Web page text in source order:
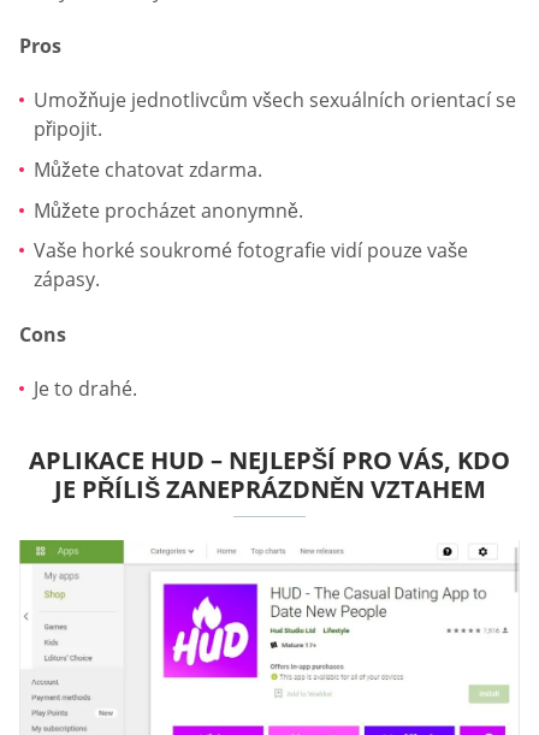
Pros
Umožňuje jednotlivcům všech sexuálních orientací se
připojit.
Můžete chatovat zdarma.
Můžete procházet anonymně.
Vaše horké soukromé fotografie vidí pouze vaše
zápasy.
Cons
Je to drahé.
APLIKACE HUD – NEJLEPŠÍ PRO VÁS, KDO
JE PŘÍLIŠ ZANEPRÁZDNĚN VZTAHEM